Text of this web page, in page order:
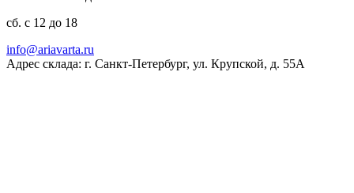
сб. с 12 до 18
ur.atravaira@ofni
Адрес склада: г. Санкт-Петербург, ул. Крупской, д. 55А